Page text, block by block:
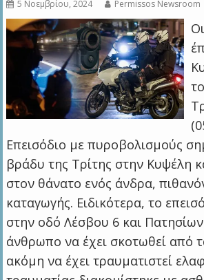
5 Νοεμβρίου, 2024 Permissos Newsroom
Επεισόδιο με πυροβολισμούς
βράδυ της Τρίτης στην Κυψέλη
στον θάνατο ενός άνδρα,
καταγωγής. Ειδικότερα, το
στην οδό Λέσβου 6 και
άνθρωπο να έχει σκοτωθεί από
ακόμη να έχει τραυματιστεί